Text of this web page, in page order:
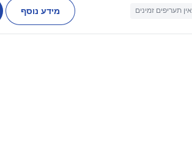
אין תעריפים זמינים מידע נוסף